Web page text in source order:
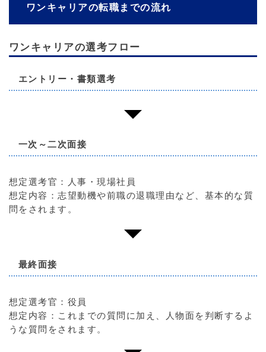
ワンキャリアの転職までの流れ
ワンキャリアの選考フロー
エントリー・書類選考
一次～二次面接
想定選考官：人事・現場社員
想定内容：志望動機や前職の退職理由など、基本的な質
問をされます。
最終面接
想定選考官：役員
想定内容：これまでの質問に加え、人物面を判断するよ
うな質問をされます。